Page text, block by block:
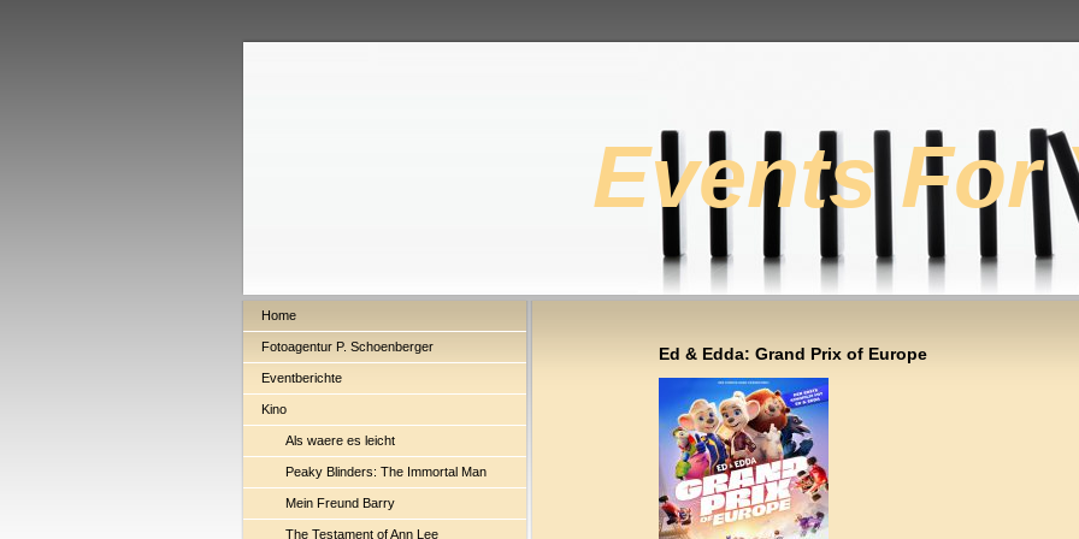
Events For
Home
Fotoagentur P. Schoenberger
Eventberichte
Kino
Als waere es leicht
Peaky Blinders: The Immortal Man
Mein Freund Barry
The Testament of Ann Lee
Ed & Edda: Grand Prix of Europe